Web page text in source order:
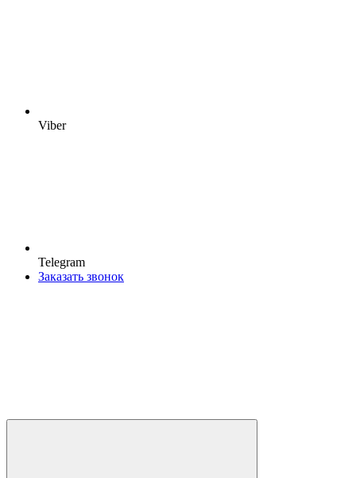
Viber
Telegram
Заказать звонок